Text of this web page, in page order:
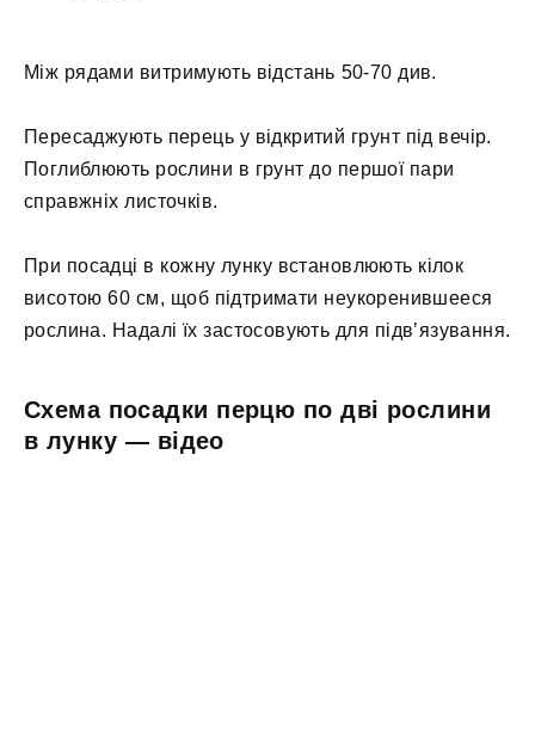
Між рядами витримують відстань 50-70 див.
Пересаджують перець у відкритий грунт під вечір.
Поглиблюють рослини в грунт до першої пари
справжніх листочків.
При посадці в кожну лунку встановлюють кілок
висотою 60 см, щоб підтримати неукоренившееся
рослина. Надалі їх застосовують для підв’язування.
Схема посадки перцю по дві рослини
в лунку — відео